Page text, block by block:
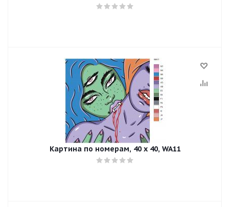
Картина по номерам, 40 x 40, WA11